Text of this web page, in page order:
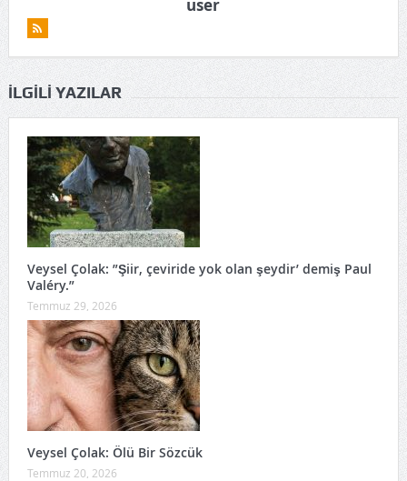
user
İLGILI YAZILAR
Veysel Çolak: ”Şiir, çeviride yok olan şeydir’ demiş Paul
Valéry.”
Temmuz 29, 2026
Veysel Çolak: Ölü Bir Sözcük
Temmuz 20, 2026